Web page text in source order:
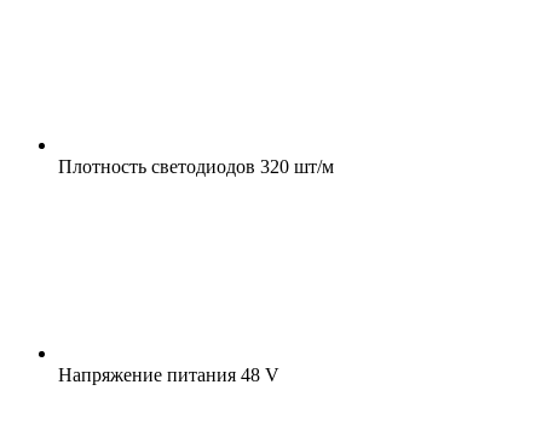
Плотность светодиодов 320 шт/м
Напряжение питания 48 V